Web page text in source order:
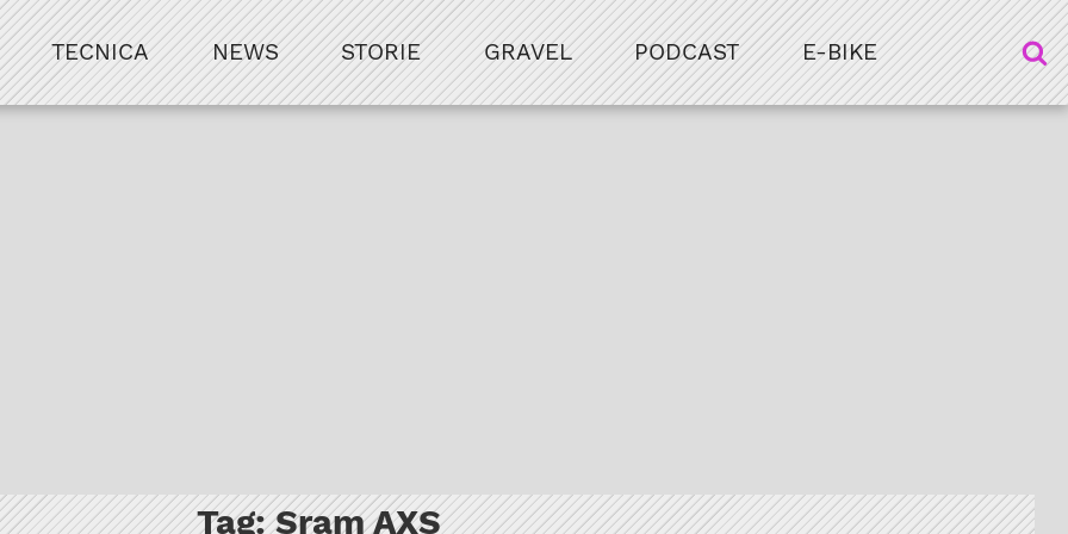
TECNICA NEWS STORIE GRAVEL PODCAST E-BIKE
Tag:Sram AXS